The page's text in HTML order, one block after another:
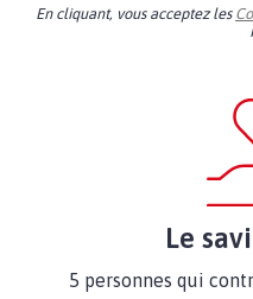
En cliquant, vous acceptez les
Le
5 personnes qui